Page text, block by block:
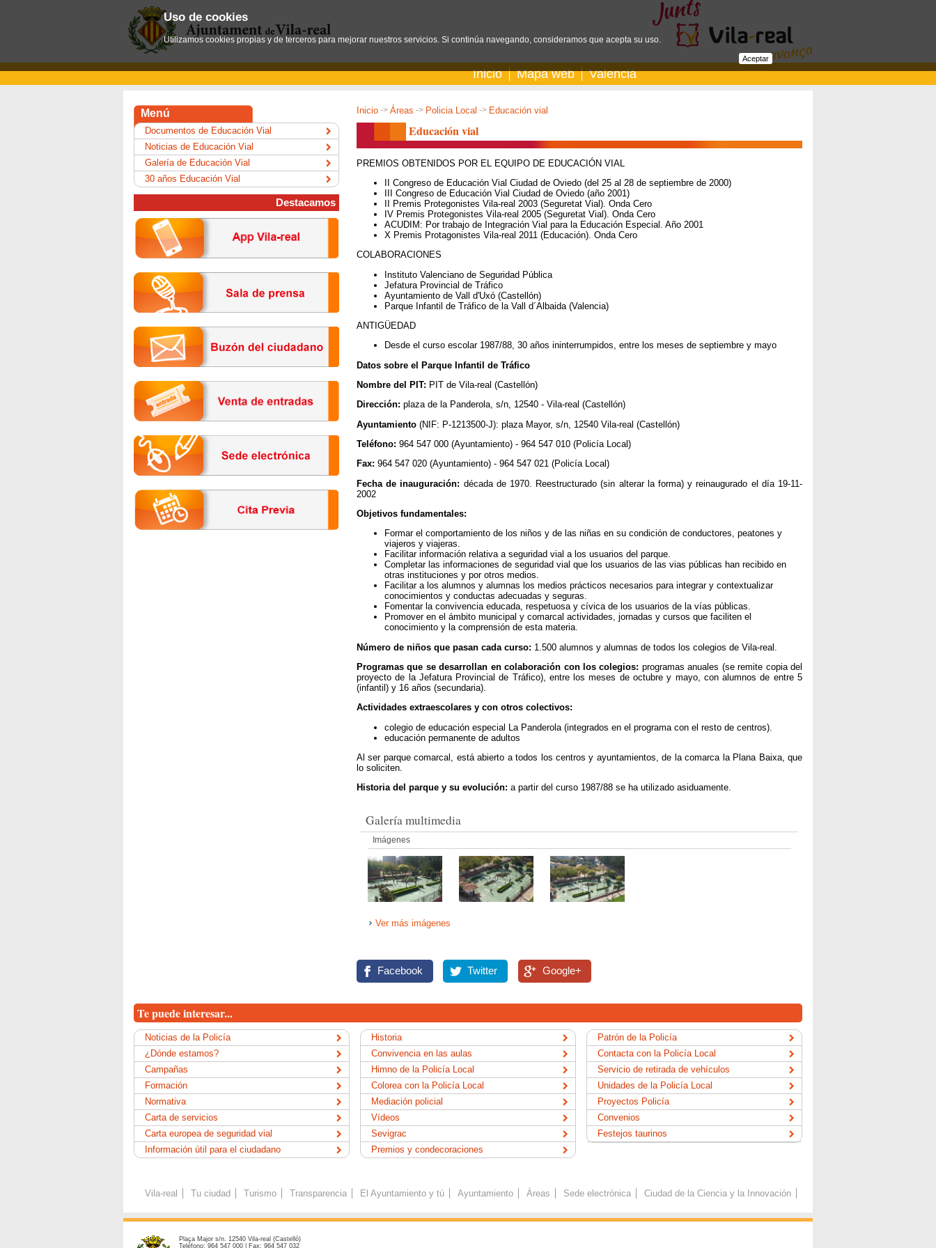
Inicio Mapa web Valencià
Inicio -> Áreas -> Policia Local -> Educación vial
Educación vial
PREMIOS OBTENIDOS POR EL EQUIPO DE EDUCACIÓN VIAL
II Congreso de Educación Vial Ciudad de Oviedo (del 25 al 28 de septiembre de 2000)
III Congreso de Educación Vial Ciudad de Oviedo (año 2001)
II Premis Protegonistes Vila-real 2003 (Seguretat Vial). Onda Cero
IV Premis Protegonistes Vila-real 2005 (Seguretat Vial). Onda Cero
ACUDIM: Por trabajo de Integración Vial para la Educación Especial. Año 2001
X Premis Protagonistes Vila-real 2011 (Educación). Onda Cero
COLABORACIONES
Instituto Valenciano de Seguridad Pública
Jefatura Provincial de Tráfico
Ayuntamiento de Vall d'Uxó (Castellón)
Parque Infantil de Tráfico de la Vall d´Albaida (Valencia)
ANTIGÜEDAD
Desde el curso escolar 1987/88, 30 años ininterrumpidos, entre los meses de septiembre y mayo
Datos sobre el Parque Infantil de Tráfico
Nombre del PIT: PIT de Vila-real (Castellón)
Dirección: plaza de la Panderola, s/n, 12540 - Vila-real (Castellón)
Ayuntamiento (NIF: P-1213500-J): plaza Mayor, s/n, 12540 Vila-real (Castellón)
Teléfono: 964 547 000 (Ayuntamiento) - 964 547 010 (Policía Local)
Fax: 964 547 020 (Ayuntamiento) - 964 547 021 (Policía Local)
Fecha de inauguración: década de 1970. Reestructurado (sin alterar la forma) y reinaugurado el día 19-11-
2002
Objetivos fundamentales:
Formar el comportamiento de los niños y de las niñas en su condición de conductores, peatones y
viajeros y viajeras.
Facilitar información relativa a seguridad vial a los usuarios del parque.
Completar las informaciones de seguridad vial que los usuarios de las vias públicas han recibido en
otras instituciones y por otros medios.
Facilitar a los alumnos y alumnas los medios prácticos necesarios para integrar y contextualizar
conocimientos y conductas adecuadas y seguras.
Fomentar la convivencia educada, respetuosa y cívica de los usuarios de la vías públicas.
Promover en el ámbito municipal y comarcal actividades, jornadas y cursos que faciliten el
conocimiento y la comprensión de esta materia.
Número de niños que pasan cada curso: 1.500 alumnos y alumnas de todos los colegios de Vila-real.
Programas que se desarrollan en colaboración con los colegios: programas anuales (se remite copia del
proyecto de la Jefatura Provincial de Tráfico), entre los meses de octubre y mayo, con alumnos de entre 5
(infantil) y 16 años (secundaria).
Actividades extraescolares y con otros colectivos:
colegio de educación especial La Panderola (integrados en el programa con el resto de centros).
educación permanente de adultos
Al ser parque comarcal, está abierto a todos los centros y ayuntamientos, de la comarca la Plana Baixa, que
lo soliciten.
Historia del parque y su evolución: a partir del curso 1987/88 se ha utilizado asiduamente.
Galería multimedia
Imágenes
Ver más imágenes
Facebook Twitter Google+
Menú
Documentos de Educación Vial
Noticias de Educación Vial
Galería de Educación Vial
30 años Educación Vial
Destacamos
Te puede interesar...
Noticias de la Policía
¿Dónde estamos?
Campañas
Formación
Normativa
Carta de servicios
Carta europea de seguridad vial
Información útil para el ciudadano
Historia
Convivencia en las aulas
Himno de la Policía Local
Colorea con la Policía Local
Mediación policial
Vídeos
Sevigrac
Premios y condecoraciones
Patrón de la Policía
Contacta con la Policía Local
Servicio de retirada de vehículos
Unidades de la Policía Local
Proyectos Policía
Convenios
Festejos taurinos
Vila-real Tu ciudad Turismo Transparencia El Ayuntamiento y tú Ayuntamiento Áreas Sede electrónica Ciudad de la Ciencia y la Innovación
Plaça Major s/n. 12540 Vila-real (Castelló)
Teléfono: 964 547 000 | Fax: 964 547 032
Uso de cookies
Utilizamos cookies propias y de terceros para mejorar nuestros servicios. Si continúa navegando, consideramos que acepta su uso.
Aceptar